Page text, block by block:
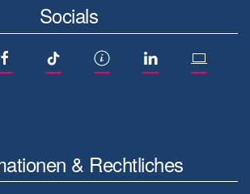
Socials
& Rechtliches